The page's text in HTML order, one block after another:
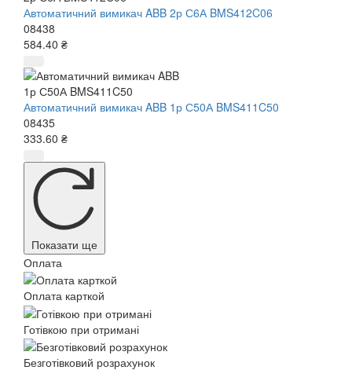
Автоматичний вимикач ABB 2р С6А BMS412C06
08438
584.40 ₴
Автоматичний вимикач ABB 1р С50А BMS411C50
08435
333.60 ₴
Показати ще
Оплата
Оплата карткой
Готівкою при отримані
Безготівковий розрахунок